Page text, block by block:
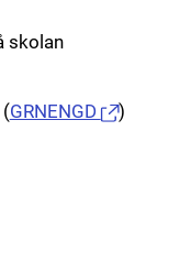
skolan
(GRNENGD )